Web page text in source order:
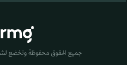
جميع الحقوق محفوظة وتخضع